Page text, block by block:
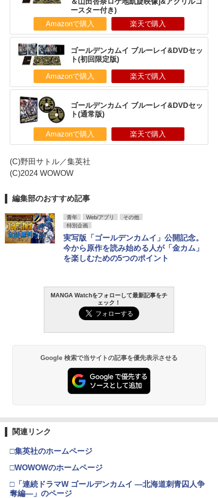
ースター付き)
Amazonで購入 楽天で購入
ゴールデンカムイ ブルーレイ&DVDセッ
ト(初回限定版)
Amazonで購入 楽天で購入
ゴールデンカムイ ブルーレイ&DVDセッ
ト(通常版)
Amazonで購入 楽天で購入
(C)野田サトル／集英社
(C)2024 WOWOW
編集部のおすすめ記事
青年 Web/アプリ
その他
特別企画
実写版「ゴールデンカムイ」公開記念。
今から原作を読み始める人が「金カム」
を楽しむための5つのポイント
MANGA Watchをフォローして最新記事をチ
ェック！
Google 検索で当サイトの記事を優先表示させる
関連リンク
□集英社のホームページ
□WOWOWのホームページ
□「連続ドラマW ゴールデンカムイ ―北海道刺青囚人争
奪編―」のページ